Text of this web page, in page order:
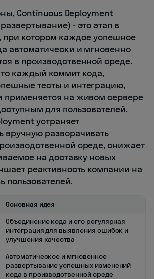
Continuous Deployment
- это этап в
при котором каждое успешное
автоматически и мгновенно
в производственной среде.
каждый коммит кода,
тесты и интеграцию,
применяется на живом сервере
для пользователей.
устраняет
вручную разворачивать
среде, снижает
на доставку новых
реактивность компании на
пользователей.
Основная идея
Объединение кода и его регулярная
интеграция для выявления ошибок и
улучшения качества
Автоматическое и мгновенное
развертывание успешных изменений
кода в производственной среде